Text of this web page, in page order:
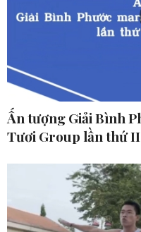
Ấn tượng Giải Bình
Tươi Group lần thứ